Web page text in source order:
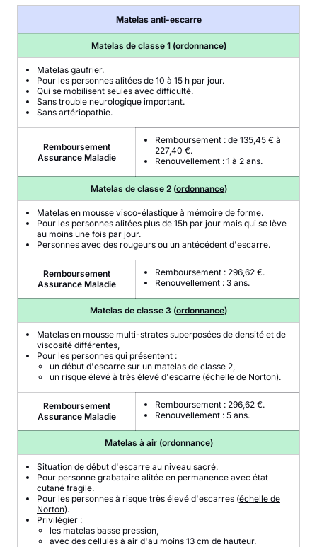
Matelas anti-escarre
Matelas de classe 1 (ordonnance)
Matelas gaufrier.
Pour les personnes alitées de 10 à 15 h par jour.
Qui se mobilisent seules avec difficulté.
Sans trouble neurologique important.
Sans artériopathie.
Remboursement
Assurance Maladie
Remboursement : de 135,45 € à
227,40 €.
Renouvellement : 1 à 2 ans.
Matelas de classe 2 (ordonnance)
Matelas en mousse visco-élastique à mémoire de forme.
Pour les personnes alitées plus de 15h par jour mais qui se lève
au moins une fois par jour.
Personnes avec des rougeurs ou un antécédent d'escarre.
Remboursement
Assurance Maladie
Remboursement : 296,62 €.
Renouvellement : 3 ans.
Matelas de classe 3 (ordonnance)
Matelas en mousse multi-strates superposées de densité et de
viscosité différentes,
Pour les personnes qui présentent :
un début d'escarre sur un matelas de classe 2,
un risque élevé à très élevé d'escarre (échelle de Norton).
Remboursement
Assurance Maladie
Remboursement : 296,62 €.
Renouvellement : 5 ans.
Matelas à air (ordonnance)
Situation de début d'escarre au niveau sacré.
Pour personne grabataire alitée en permanence avec état
cutané fragile.
Pour les personnes à risque très élevé d'escarres (échelle de
Norton).
Privilégier :
les matelas basse pression,
avec des cellules à air d'au moins 13 cm de hauteur.